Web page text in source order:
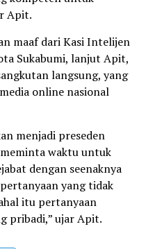
Apit.
maaf dari Kasi Intelijen
Sukabumi, lanjut Apit,
langsung, yang
online nasional
menjadi preseden
waktu untuk
dengan seenaknya
yang tidak
itu pertanyaan
pribadi,” ujar Apit.